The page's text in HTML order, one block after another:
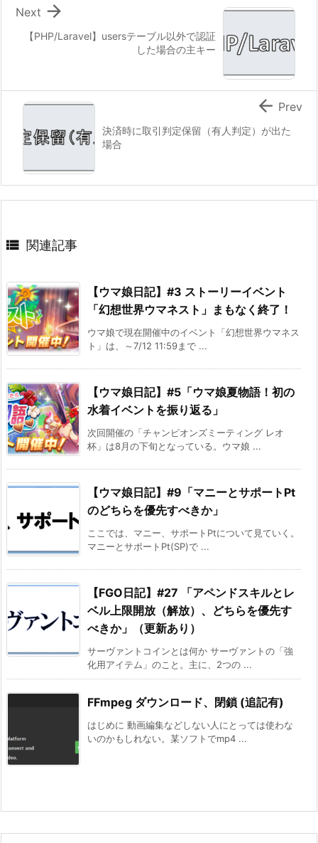
【PHP/Laravel】usersテーブル以外で認証
した場合の主キー

Next
決済時に取引判定保留（有人判定）が出た
場合
 Prev
 関連記事
【ウマ娘日記】#3 ストーリーイベント
「幻想世界ウマネスト」まもなく終了！
ウマ娘で現在開催中のイベント「幻想世界ウマネス
ト」は、～7/12 11:59まで ...
【ウマ娘日記】#5「ウマ娘夏物語！初の
水着イベントを振り返る」
次回開催の「チャンピオンズミーティング レオ
杯」は8月の下旬となっている。ウマ娘 ...
【ウマ娘日記】#9「マニーとサポートPt
のどちらを優先すべきか」
ここでは、マニー、サポートPtについて見ていく。
マニーとサポートPt(SP)で ...
【FGO日記】#27 「アペンドスキルとレ
ベル上限開放（解放）、どちらを優先す
べきか」（更新あり）
サーヴァントコインとは何か サーヴァントの「強
化用アイテム」のこと。主に、2つの ...
FFmpeg ダウンロード、閉鎖 (追記有)
はじめに 動画編集などしない人にとっては使わな
いのかもしれない。某ソフトでmp4 ...